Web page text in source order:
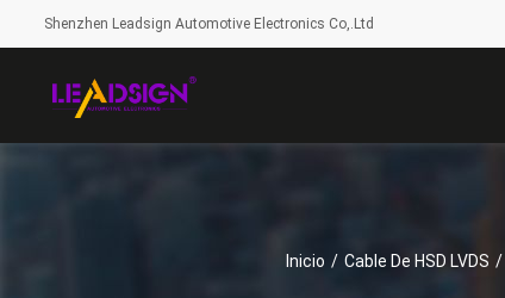
Shenzhen Leadsign Automotive Electronics Co,.Ltd
Inicio / Cable De HSD LVDS /